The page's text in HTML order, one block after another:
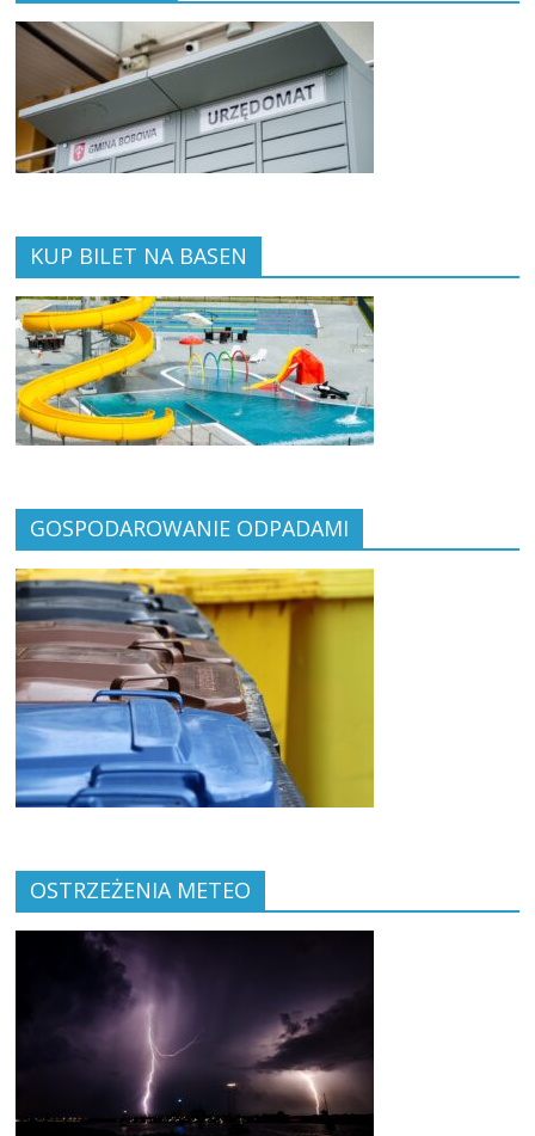
KUP BILET NA BASEN
GOSPODAROWANIE ODPADAMI
OSTRZEŻENIA METEO